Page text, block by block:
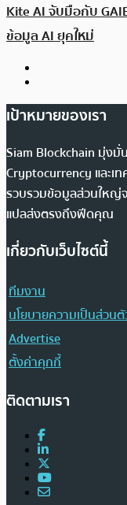
Kite AI จับมือกับ
ข้อมูล AI ยุคใหม่
เป้าหมายของเรา
Siam Blockchain มุ่งมั่
Cryptocurrency และเ
รวบรวมข้อมูลส่วนใหญ่จ
แปลส่งตรงถึงฟีดคุณ
เกี่ยวกับเว็บไซต์นี้
ทีมงาน
นโยบายความเป็นส่วน
Advertise
ตั้งค่าคุกกี้
ติดตามเรา